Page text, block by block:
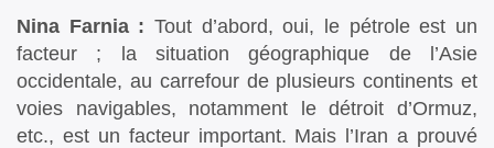
Nina Farnia : Tout d’abord, oui, le pétrole est un
facteur ; la situation géographique de l’Asie
occidentale, au carrefour de plusieurs continents et
voies navigables, notamment le détroit d’Ormuz,
etc., est un facteur important. Mais l’Iran a prouvé